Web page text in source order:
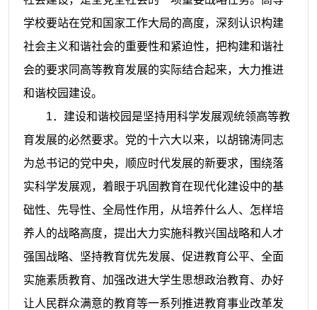
学校要站在党和国家工作大局的高度，深刻认识构建
社会主义和谐社会的重要性和紧迫性，把构建和谐社
会的要求同高等教育发展的实际结合起来，大力推进
和谐校园建设。
1．建设和谐校园是坚持用科学发展观统领高等教
育发展的必然要求。党的十六大以来，以胡锦涛同志
为总书记的党中央，顺应时代发展的新要求，围绕落
实科学发展观，着眼于巩固教育在现代化建设中的基
础性、先导性、全局性作用，从培养什么人、怎样培
养人的战略高度，提出大力实施科教兴国战略和人才
强国战略、坚持教育优先发展、促进教育公平、全面
实施素质教育、加强改进大学生思想政治教育、办好
让人民群众满意的教育等一系列推进教育事业改革发